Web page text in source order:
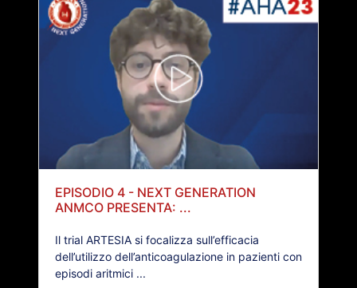
EPISODIO 4 - NEXT GENERATION
ANMCO PRESENTA: ...
Il trial ARTESIA si focalizza sull’efficacia
dell’utilizzo dell’anticoagulazione in pazienti con
episodi aritmici ...